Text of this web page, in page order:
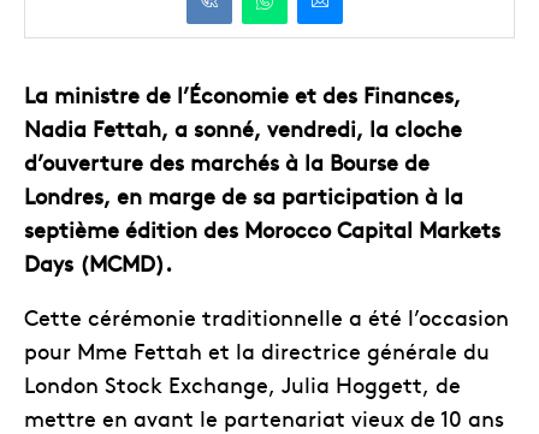
La ministre de l’Économie et des Finances,
Nadia Fettah, a sonné, vendredi, la cloche
d’ouverture des marchés à la Bourse de
Londres, en marge de sa participation à la
septième édition des Morocco Capital Markets
Days (MCMD).
Cette cérémonie traditionnelle a été l’occasion
pour Mme Fettah et la directrice générale du
London Stock Exchange, Julia Hoggett, de
mettre en avant le partenariat vieux de 10 ans